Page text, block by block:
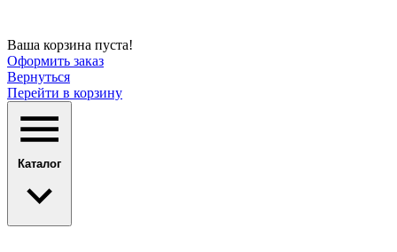
Ваша корзина пуста!
Оформить заказ
Вернуться
Перейти в корзину
Каталог